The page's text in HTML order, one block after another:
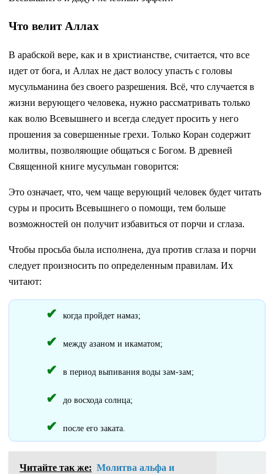
Что велит Аллах
В арабской вере, как и в христианстве, считается, что все
идет от бога, и Аллах не даст волосу упасть с головы
мусульманина без своего разрешения. Всё, что случается в
жизни верующего человека, нужно рассматривать только
как волю Всевышнего и всегда следует просить у него
прошения за совершенные грехи. Только Коран содержит
молитвы, позволяющие общаться с Богом. В древней
Священной книге мусульман говорится:
Это означает, что, чем чаще верующий человек будет читать
суры и просить Всевышнего о помощи, тем больше
возможностей он получит избавиться от порчи и сглаза.
Чтобы просьба была исполнена, дуа против сглаза и порчи
следует произносить по определенным правилам. Их
читают:
когда пройдет намаз;
между азаном и икаматом;
в период выпивания воды зам-зам;
до восхода солнца;
после его заката.
Читайте так же: Молитва альфа и